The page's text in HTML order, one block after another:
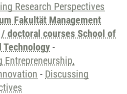
Research Perspectives
Fakultät Management
doctoral courses School of
Technology -
- Discussing